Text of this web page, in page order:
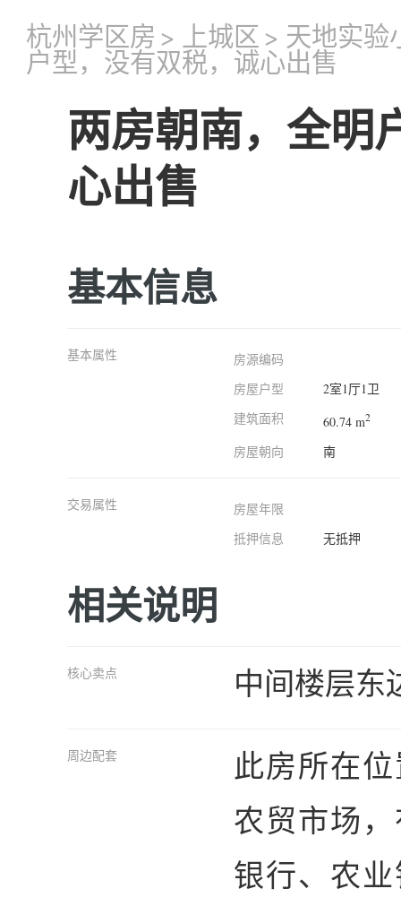
杭州学区房 > 上城区 > 天地实验
户型，没有双税，诚心出售
两房朝南，全明
心出售
基本信息
基本属性
房源编码
房屋户型
2室1厅1卫
建筑面积
60.74 m2
房屋朝向 南
交易属性
房屋年限
抵押信息
无抵押
相关说明
核心卖点 中间楼层东
周边配套
此房所在
农贸市场
银行、农